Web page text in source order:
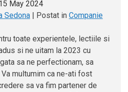
May 2024
Sedona | Postat in Companie
toate experientele, lectiile si
si ne uitam la 2023 cu
sa ne perfectionam, sa
multumim ca ne-ati fost
sa va fim partener de